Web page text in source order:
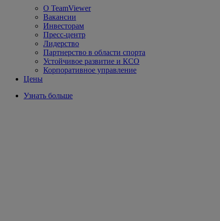
О TeamViewer
Вакансии
Инвесторам
Пресс-центр
Лидерство
Партнерство в области спорта
Устойчивое развитие и КСО
Корпоративное управление
Цены
Узнать больше